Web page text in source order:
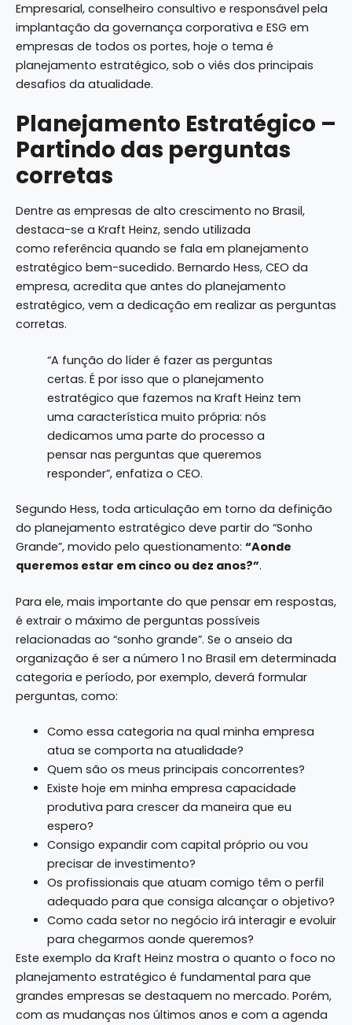
Empresarial, conselheiro consultivo e responsável pela
implantação da governança corporativa e ESG em
empresas de todos os portes, hoje o tema é
planejamento estratégico, sob o viés dos principais
desafios da atualidade.
Planejamento Estratégico –
Partindo das perguntas
corretas
Dentre as empresas de alto crescimento no Brasil,
destaca-se a Kraft Heinz, sendo utilizada
como referência quando se fala em planejamento
estratégico bem-sucedido. Bernardo Hess, CEO da
empresa, acredita que antes do planejamento
estratégico, vem a dedicação em realizar as perguntas
corretas.
“A função do líder é fazer as perguntas
certas. É por isso que o planejamento
estratégico que fazemos na Kraft Heinz tem
uma característica muito própria: nós
dedicamos uma parte do processo a
pensar nas perguntas que queremos
responder”, enfatiza o CEO.
Segundo Hess, toda articulação em torno da definição
do planejamento estratégico deve partir do “Sonho
Grande”, movido pelo questionamento: “Aonde
queremos estar em cinco ou dez anos?”.
Para ele, mais importante do que pensar em respostas,
é extrair o máximo de perguntas possíveis
relacionadas ao “sonho grande”. Se o anseio da
organização é ser a número 1 no Brasil em determinada
categoria e período, por exemplo, deverá formular
perguntas, como:
Como essa categoria na qual minha empresa
atua se comporta na atualidade?
Quem são os meus principais concorrentes?
Existe hoje em minha empresa capacidade
produtiva para crescer da maneira que eu
espero?
Consigo expandir com capital próprio ou vou
precisar de investimento?
Os profissionais que atuam comigo têm o perfil
adequado para que consiga alcançar o objetivo?
Como cada setor no negócio irá interagir e evoluir
para chegarmos aonde queremos?
Este exemplo da Kraft Heinz mostra o quanto o foco no
planejamento estratégico é fundamental para que
grandes empresas se destaquem no mercado. Porém,
com as mudanças nos últimos anos e com a agenda